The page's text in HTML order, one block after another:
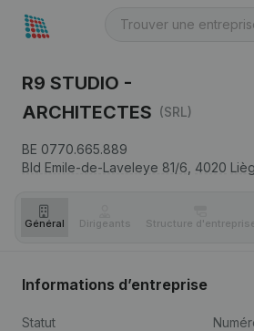
R9 STUDIO -
ARCHITECTES (SRL)
BE 0770.665.889
Bld Emile-de-Laveleye 81/6, 4020
Général Dirigeants Structure
Informations d’entreprise
Statut